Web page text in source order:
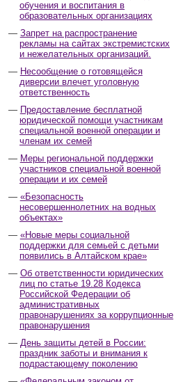
обучения и воспитания в
образовательных организациях
Запрет на распространение
рекламы на сайтах экстремистских
и нежелательных организаций.
Несообщение о готовящейся
диверсии влечет уголовную
ответственность
Предоставление бесплатной
юридической помощи участникам
специальной военной операции и
членам их семей
Меры региональной поддержки
участников специальной военной
операции и их семей
«Безопасность
несовершеннолетних на водных
объектах»
«Новые меры социальной
поддержки для семьей с детьми
появились в Алтайском крае»
Об ответственности юридических
лиц по статье 19.28 Кодекса
Российской Федерации об
административных
правонарушениях за коррупционные
правонарушения
День защиты детей в России:
праздник заботы и внимания к
подрастающему поколению